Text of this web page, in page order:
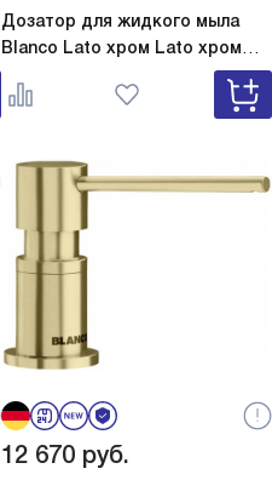
Дозатор для жидкого мыла
Blanco Lato хром Lato хром
12 670 руб.